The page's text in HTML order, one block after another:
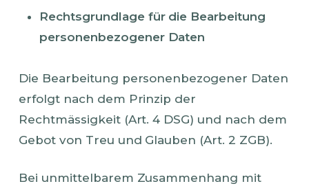
Rechtsgrundlage für die Bearbeitung
personenbezogener Daten
Die Bearbeitung personenbezogener Daten
erfolgt nach dem Prinzip der
Rechtmässigkeit (Art. 4 DSG) und nach dem
Gebot von Treu und Glauben (Art. 2 ZGB).
Bei unmittelbarem Zusammenhang mit